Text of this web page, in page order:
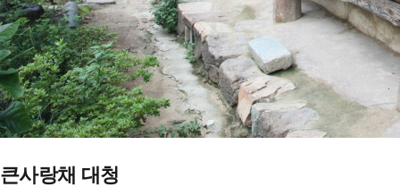
큰사랑채 대청